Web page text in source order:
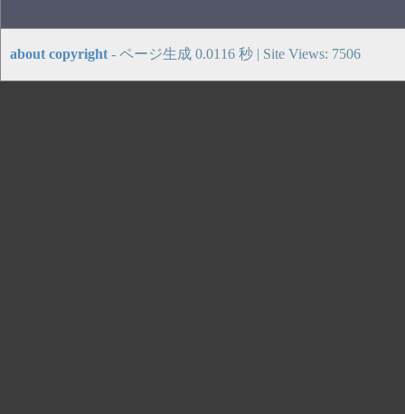
about copyright - ページ生成 0.0116 秒 | Site Views: 7506